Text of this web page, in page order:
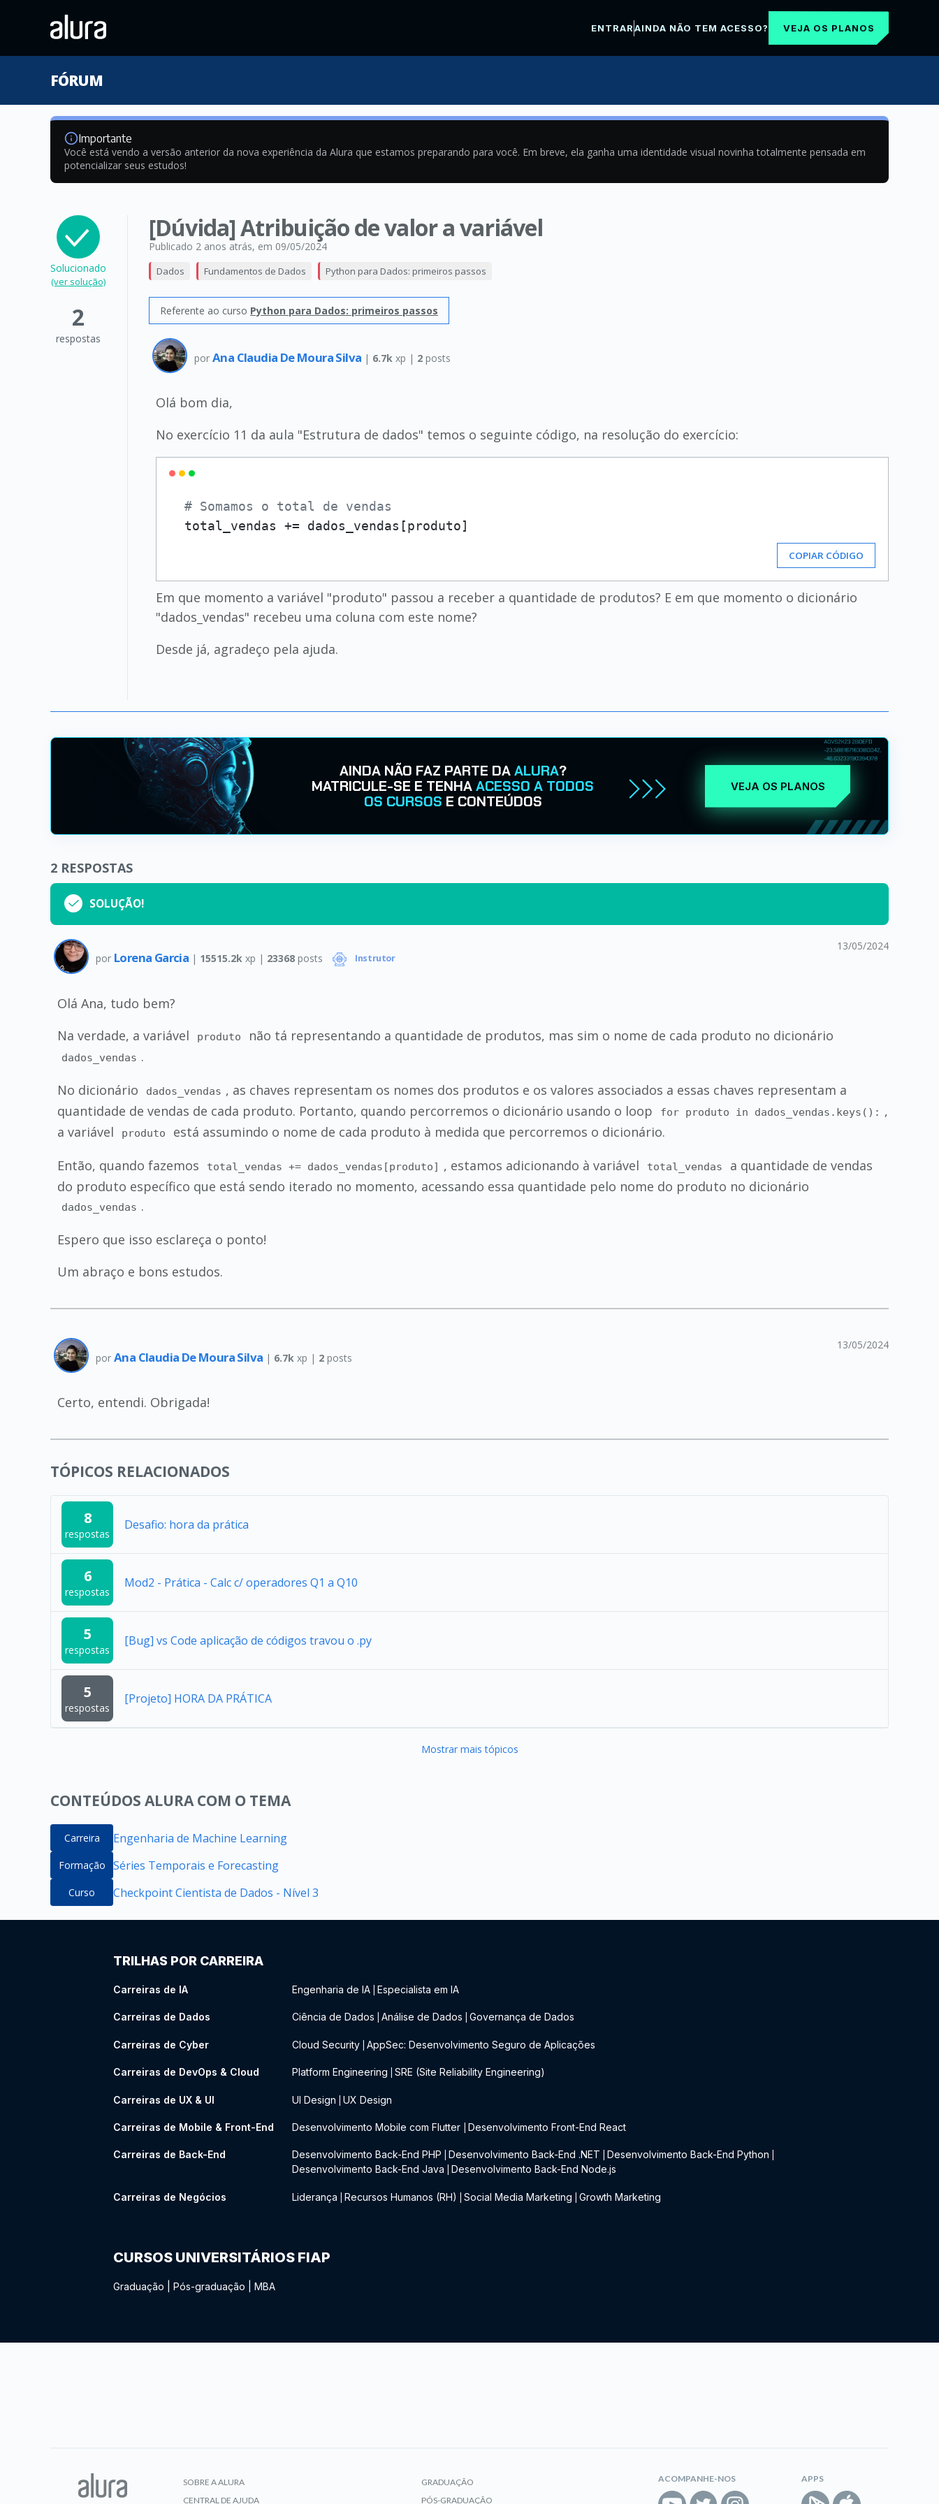
ENTRARAINDA NÃO TEM ACESSO? VEJA OS PLANOS
FÓRUM
Importante
Você está vendo a versão anterior da nova experiência da Alura que estamos preparando para você. Em breve, ela ganha uma identidade visual novinha totalmente pensada em
potencializar seus estudos!
Solucionado
(ver solução)
2
respostas
[Dúvida] Atribuição de valor a variável
Publicado 2 anos atrás, em 09/05/2024
Dados Fundamentos de Dados Python para Dados: primeiros passos
Referente ao curso Python para Dados: primeiros passos
por Ana Claudia De Moura Silva | 6.7k xp | 2posts
Olá bom dia,
No exercício 11 da aula "Estrutura de dados" temos o seguinte código, na resolução do exercício:
# Somamos o total de vendas
COPIAR CÓDIGO
Em que momento a variável "produto" passou a receber a quantidade de produtos? E em que momento o dicionário
"dados_vendas" recebeu uma coluna com este nome?
Desde já, agradeço pela ajuda.
AINDA NÃO FAZ PARTE DAALURA?
MATRICULE-SE E TENHAACESSO A TODOS
OS CURSOS E CONTEÚDOS
VEJA OS PLANOS
2 RESPOSTAS
SOLUÇÃO!
por Lorena Garcia | 15515.2k xp | 23368posts Instrutor
13/05/2024
Olá Ana, tudo bem?
Na verdade, a variável
produto não tá representando a quantidade de produtos, mas sim o nome de cada produto no dicionário
dados_vendas .
No dicionário
dados_vendas , as chaves representam os nomes dos produtos e os valores associados a essas chaves representam a
quantidade de vendas de cada produto. Portanto, quando percorremos o dicionário usando o loop
for produto in dados_vendas.keys(): ,
a variável
produto
está assumindo o nome de cada produto à medida que percorremos o dicionário.
Então, quando fazemos
total_vendas += dados_vendas[produto] , estamos adicionando à variável total_vendas
a quantidade de vendas
do produto específico que está sendo iterado no momento, acessando essa quantidade pelo nome do produto no dicionário
dados_vendas .
Espero que isso esclareça o ponto!
Um abraço e bons estudos.
por Ana Claudia De Moura Silva | 6.7k xp | 2posts
13/05/2024
Certo, entendi. Obrigada!
TÓPICOS RELACIONADOS
8
respostas
Desafio: hora da prática
6
respostas
Mod2 - Prática - Calc c/ operadores Q1 a Q10
5
respostas
[Bug] vs Code aplicação de códigos travou o .py
5
respostas
[Projeto] HORA DA PRÁTICA
Mostrar mais tópicos
CONTEÚDOS ALURA COM O TEMA
Carreira Engenharia de Machine Learning
Formação Séries Temporais e Forecasting
Curso Checkpoint Cientista de Dados - Nível 3
TRILHAS POR CARREIRA
Carreiras de IA Engenharia de IA Especialista em IA
Carreiras de Dados Ciência de Dados Análise de Dados Governança de Dados
Carreiras de Cyber Cloud Security AppSec: Desenvolvimento Seguro de Aplicações
Carreiras de DevOps & Cloud Platform Engineering SRE (Site Reliability Engineering)
Carreiras de UX & UI UI Design UX Design
Carreiras de Mobile & Front-End Desenvolvimento Mobile com Flutter Desenvolvimento Front-End React
Carreiras de Back-End Desenvolvimento Back-End PHP Desenvolvimento Back-End .NET Desenvolvimento Back-End Python
Desenvolvimento Back-End Java Desenvolvimento Back-End Node.js
Carreiras de Negócios Liderança Recursos Humanos (RH) Social Media Marketing Growth Marketing
CURSOS UNIVERSITÁRIOS FIAP
Graduação Pós-graduação MBA
SOBRE A ALURA
CENTRAL DE AJUDA
GRADUAÇÃO
PÓS-GRADUAÇÃO
ACOMPANHE-NOS APPS